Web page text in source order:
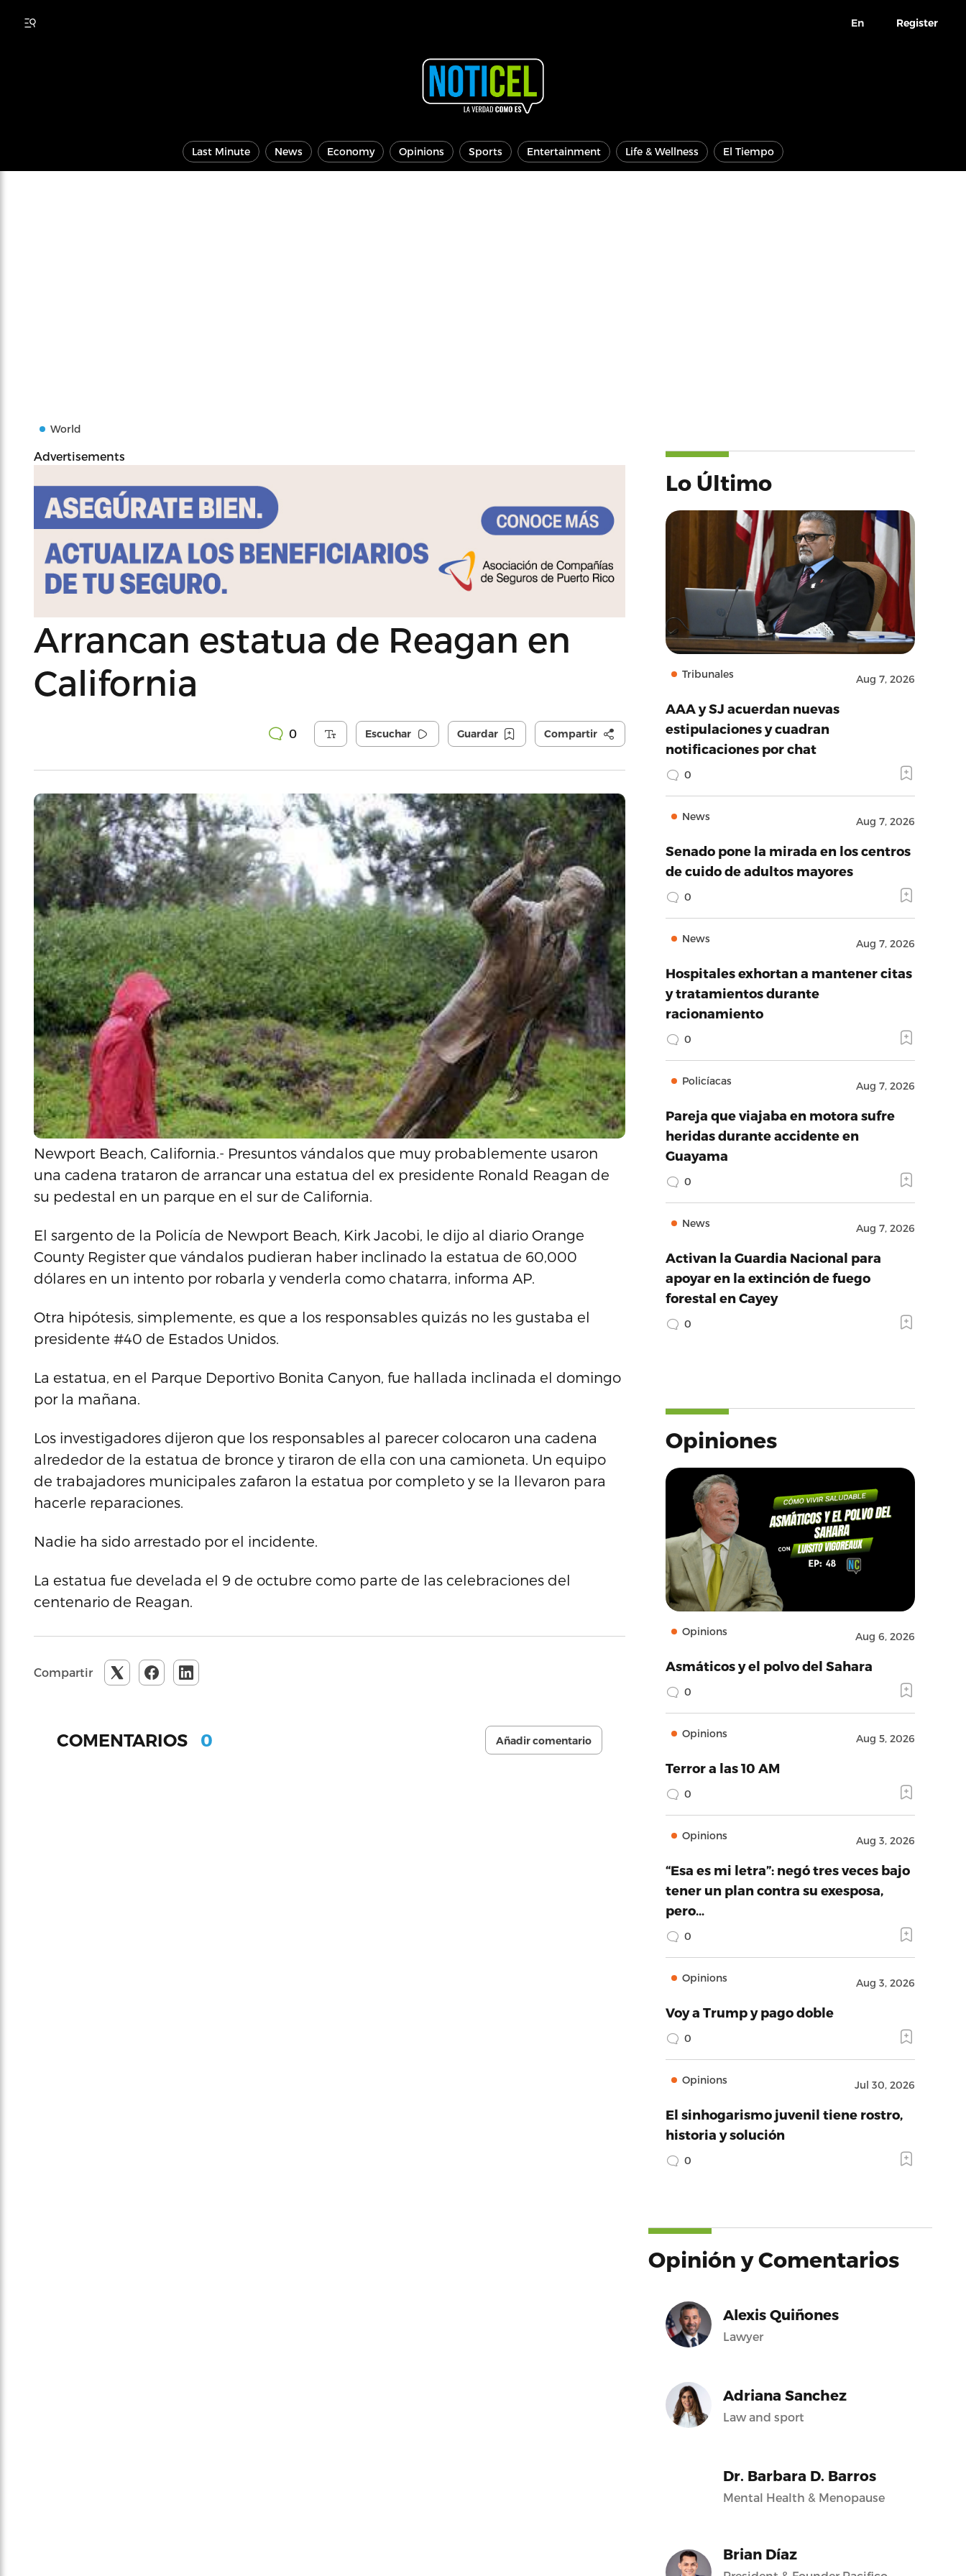
En Register
Last Minute News Economy Opinions Sports Entertainment Life & Wellness El Tiempo
World
Advertisements
Arrancan estatua de Reagan en
California
0 Escuchar Guardar Compartir
Newport Beach, California.- Presuntos vándalos que muy probablemente usaron
una cadena trataron de arrancar una estatua del ex presidente Ronald Reagan de
su pedestal en un parque en el sur de California.
El sargento de la Policía de Newport Beach, Kirk Jacobi, le dijo al diario Orange
County Register que vándalos pudieran haber inclinado la estatua de 60,000
dólares en un intento por robarla y venderla como chatarra, informa AP.
Otra hipótesis, simplemente, es que a los responsables quizás no les gustaba el
presidente #40 de Estados Unidos.
La estatua, en el Parque Deportivo Bonita Canyon, fue hallada inclinada el domingo
por la mañana.
Los investigadores dijeron que los responsables al parecer colocaron una cadena
alrededor de la estatua de bronce y tiraron de ella con una camioneta. Un equipo
de trabajadores municipales zafaron la estatua por completo y se la llevaron para
hacerle reparaciones.
Nadie ha sido arrestado por el incidente.
La estatua fue develada el 9 de octubre como parte de las celebraciones del
centenario de Reagan.
Compartir
COMENTARIOS 0 Añadir comentario
Lo Último
Tribunales Aug 7, 2026
AAA y SJ acuerdan nuevas
estipulaciones y cuadran
notificaciones por chat
0
News Aug 7, 2026
Senado pone la mirada en los centros
de cuido de adultos mayores
0
News Aug 7, 2026
Hospitales exhortan a mantener citas
y tratamientos durante
racionamiento
0
Policíacas Aug 7, 2026
Pareja que viajaba en motora sufre
heridas durante accidente en
Guayama
0
News Aug 7, 2026
Activan la Guardia Nacional para
apoyar en la extinción de fuego
forestal en Cayey
0
Opiniones
Opinions Aug 6, 2026
Asmáticos y el polvo del Sahara
0
Opinions Aug 5, 2026
Terror a las 10 AM
0
Opinions Aug 3, 2026
“Esa es mi letra”: negó tres veces bajo
tener un plan contra su exesposa,
pero…
0
Opinions Aug 3, 2026
Voy a Trump y pago doble
0
Opinions Jul 30, 2026
El sinhogarismo juvenil tiene rostro,
historia y solución
0
Opinión y Comentarios
Alexis Quiñones
Lawyer
Adriana Sanchez
Law and sport
Dr. Barbara D. Barros
Mental Health & Menopause
Brian Díaz